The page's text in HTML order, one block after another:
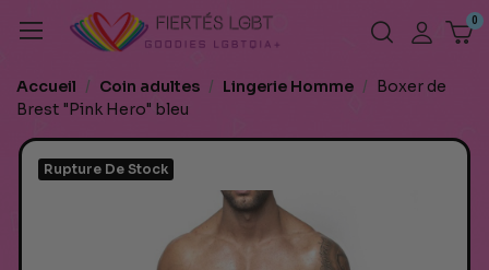
Accueil Coin adultes Lingerie Homme
Boxer de
Brest "Pink Hero" bleu
Rupture De Stock